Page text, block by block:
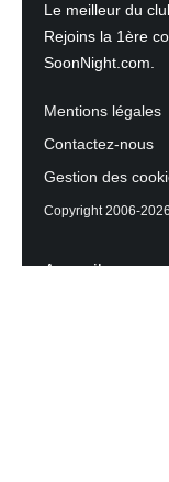
Le meilleur du
Rejoins la 1ère
SoonNight.com.
Mentions légales
Contactez-nous
Gestion des
Copyright 2006-
Accueil